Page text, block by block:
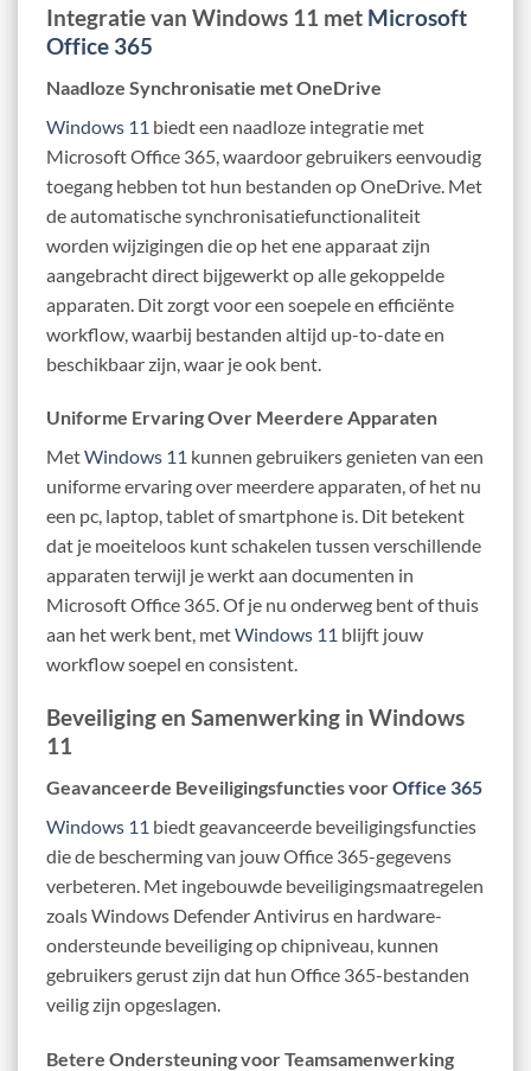
Integratie van Windows 11 met Microsoft
Office 365
Naadloze Synchronisatie met OneDrive
Windows 11 biedt een naadloze integratie met
Microsoft Office 365, waardoor gebruikers eenvoudig
toegang hebben tot hun bestanden op OneDrive. Met
de automatische synchronisatiefunctionaliteit
worden wijzigingen die op het ene apparaat zijn
aangebracht direct bijgewerkt op alle gekoppelde
apparaten. Dit zorgt voor een soepele en efficiënte
workflow, waarbij bestanden altijd up-to-date en
beschikbaar zijn, waar je ook bent.
Uniforme Ervaring Over Meerdere Apparaten
MetWindows 11 kunnen gebruikers genieten van een
uniforme ervaring over meerdere apparaten, of het nu
een pc, laptop, tablet of smartphone is. Dit betekent
dat je moeiteloos kunt schakelen tussen verschillende
apparaten terwijl je werkt aan documenten in
Microsoft Office 365. Of je nu onderweg bent of thuis
aan het werk bent, metWindows 11 blijft jouw
workflow soepel en consistent.
Beveiliging en Samenwerking in Windows
11
Geavanceerde Beveiligingsfuncties voorOffice 365
Windows 11 biedt geavanceerde beveiligingsfuncties
die de bescherming van jouw Office 365-gegevens
verbeteren. Met ingebouwde beveiligingsmaatregelen
zoals Windows Defender Antivirus en hardware-
ondersteunde beveiliging op chipniveau, kunnen
gebruikers gerust zijn dat hun Office 365-bestanden
veilig zijn opgeslagen.
Betere Ondersteuning voor Teamsamenwerking